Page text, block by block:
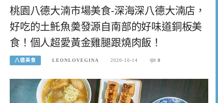
桃園八德大湳市場美食-深海深八德大湳店，
好吃的土魠魚羮發源自南部的好味道銅板美
食！個人超愛黃金雞腿跟燒肉飯！
八德美食 LEONLOVEGINA 2020-10-14 0